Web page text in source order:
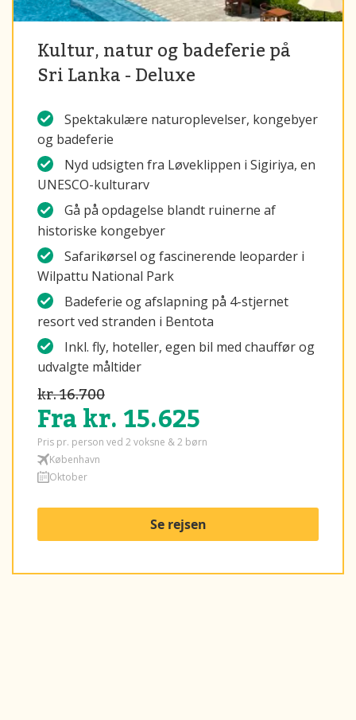
Kultur, natur og badeferie på
Sri Lanka - Deluxe
Spektakulære naturoplevelser, kongebyer
og badeferie
Nyd udsigten fra Løveklippen i Sigiriya, en
UNESCO-kulturarv
Gå på opdagelse blandt ruinerne af
historiske kongebyer
Safarikørsel og fascinerende leoparder i
Wilpattu National Park
Badeferie og afslapning på 4-stjernet
resort ved stranden i Bentota
Inkl. fly, hoteller, egen bil med chauffør og
udvalgte måltider
kr. 16.700
Fra kr. 15.625
Pris pr. person ved 2 voksne & 2 børn
København
Oktober
Se rejsen